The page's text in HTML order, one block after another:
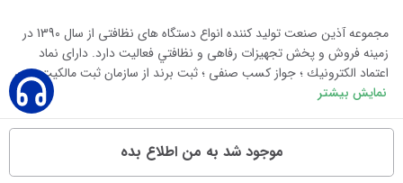
موجود شد به من اطلاع بده
مجموعه آذين صنعت توليد كننده انواع دستگاه هاى نظافتى از سال 1390 در
زمينه فروش و پخش تجهيزات رفاهى و نظافتي فعاليت دارد. داراى نماد
اعتماد الكترونيك ؛ جواز كسب صنفى ؛ ثبت برند از سازمان ثبت مالكيت معن
نمایش بیشتر
تمامی حقوق متعلق به آذین صنعت است